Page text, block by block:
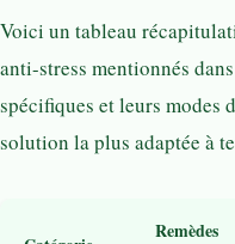
Voici un tableau
anti-stress mentionnés
spécifiques et leurs modes
solution la plus adaptée à
Remèdes